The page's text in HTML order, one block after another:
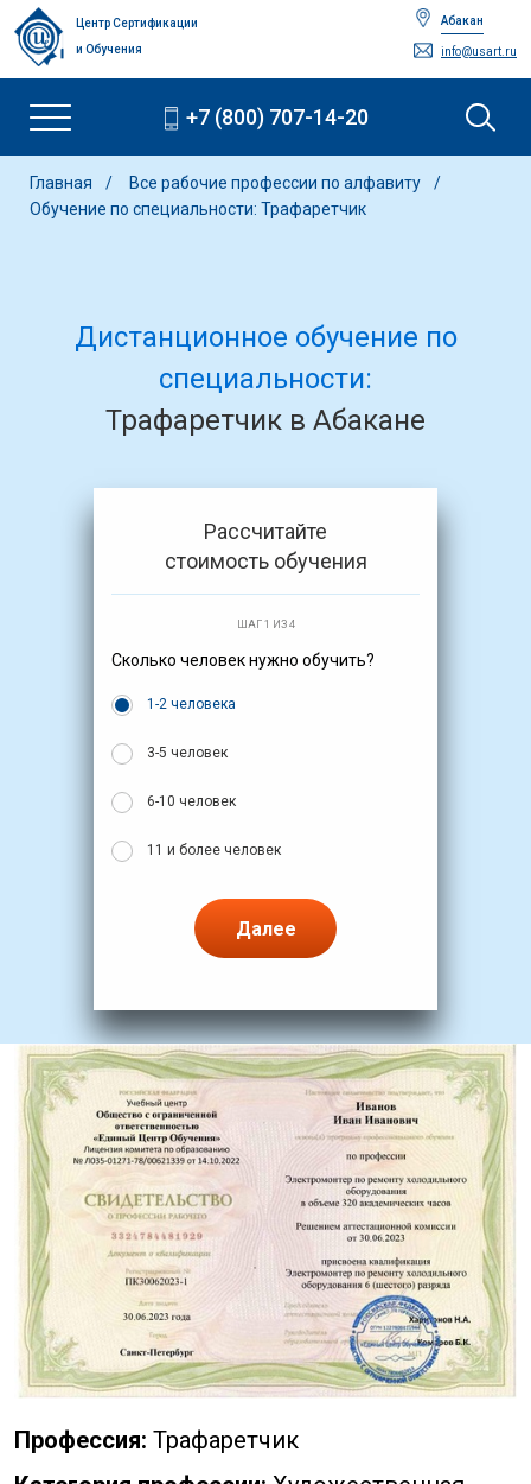
Центр Сертификации
и Обучения
Абакан
info@usart.ru
+7 (800) 707-14-20
Главная
Все рабочие профессии по алфавиту
Обучение по специальности: Трафаретчик
Дистанционное обучение по
специальности:
Трафаретчик в Абакане
Рассчитайте
стоимость обучения
ШАГ 1 ИЗ 4
Сколько человек нужно обучить?
1-2 человека
3-5 человек
6-10 человек
11 и более человек
Далее
Профессия: Трафаретчик